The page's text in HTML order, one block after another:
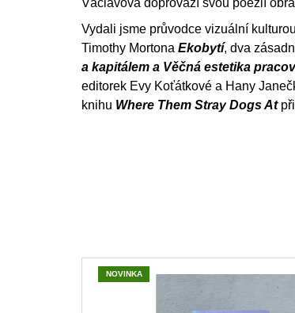
Václavová doprovází svou poezií
Vydali jsme průvodce vizuální
Timothy Mortona Ekobytí, dva
a kapitálem a Věčná estetika
editorek Evy Koťátkové a Hany
knihu Where Them Stray Dogs At
NOVINKA